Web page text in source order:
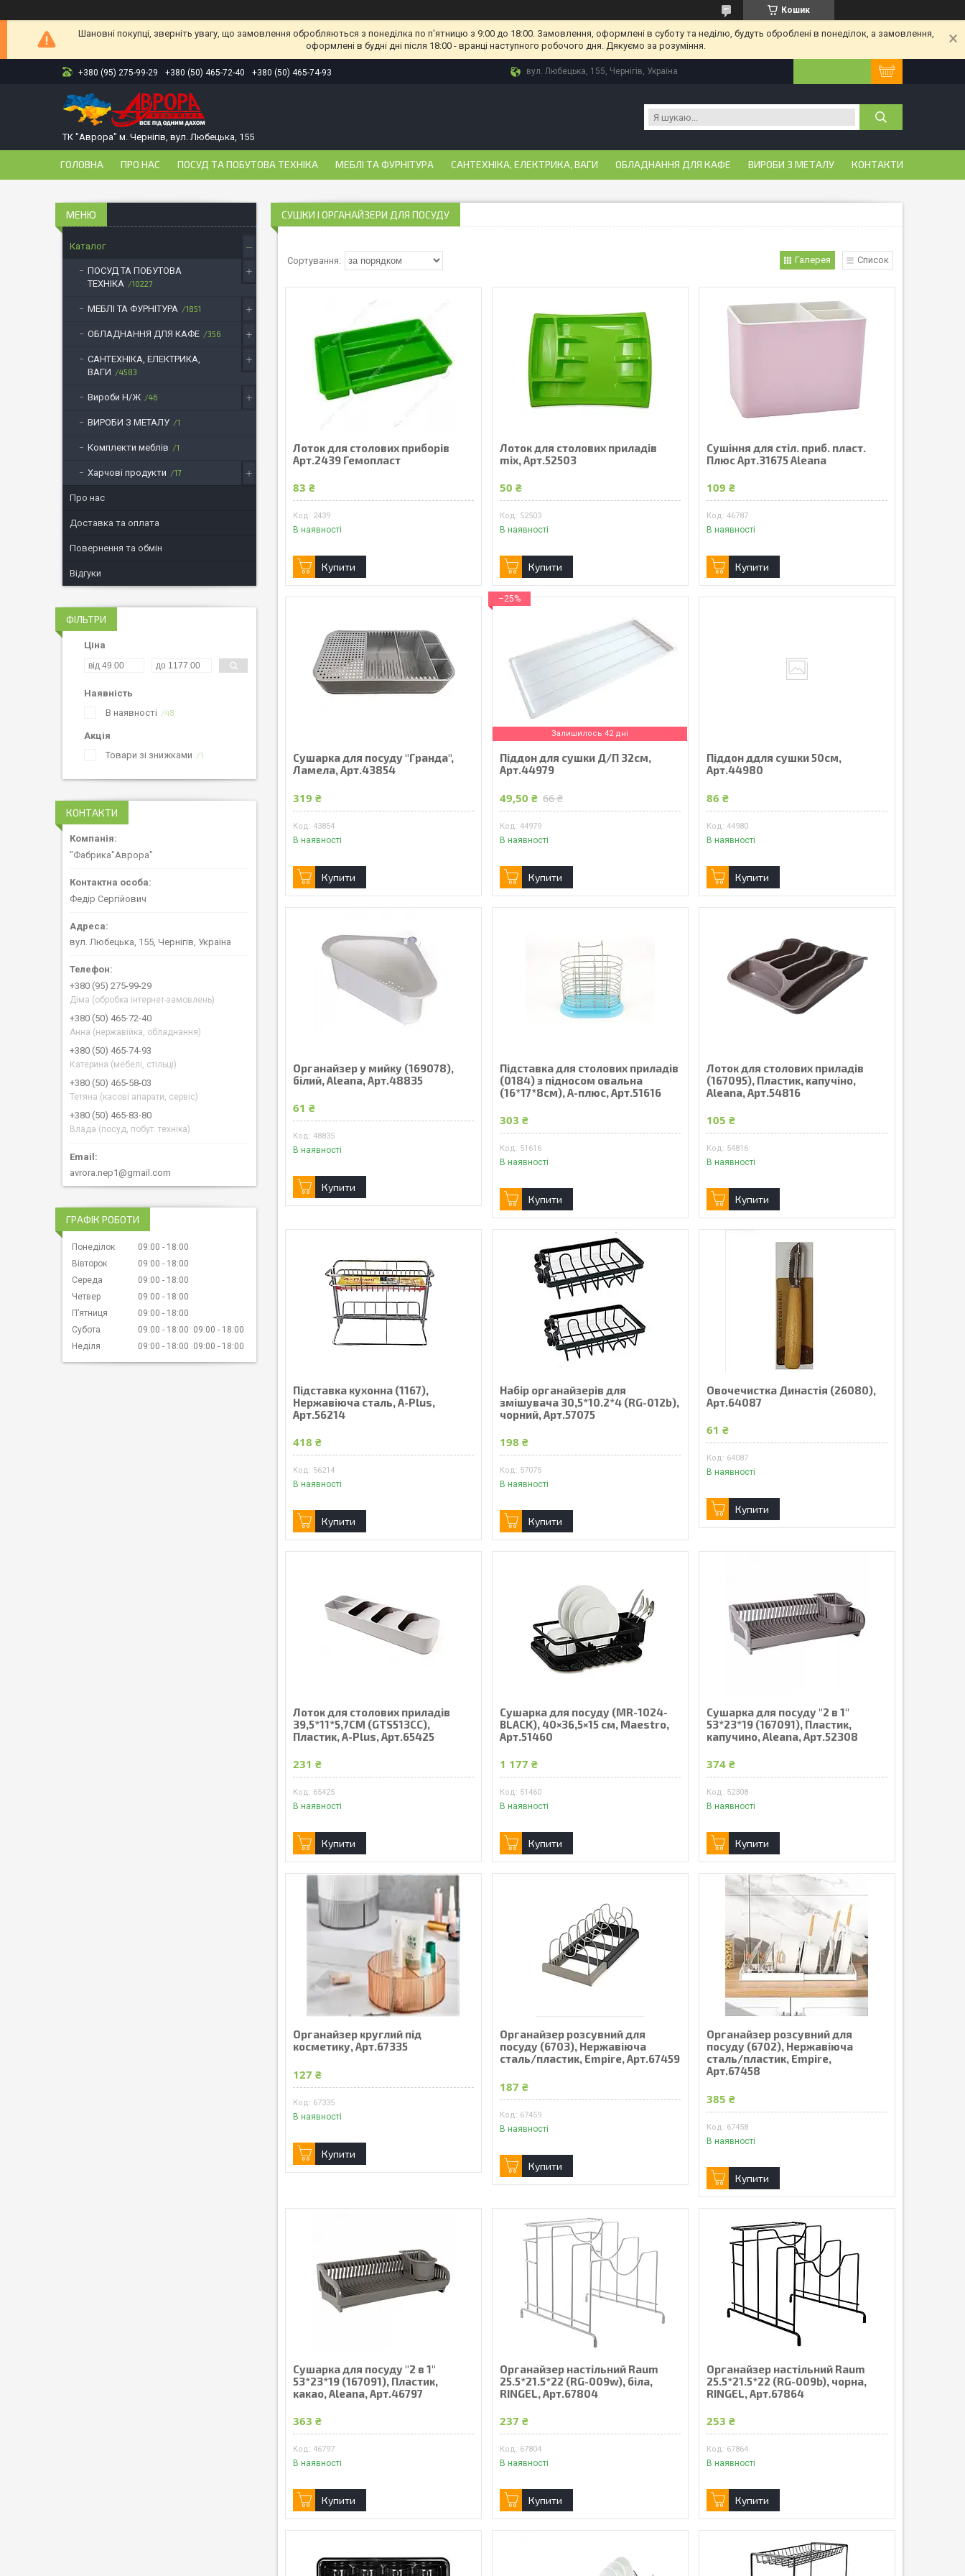
Кошик
Шановні покупці, зверніть увагу, що замовлення обробляються з понеділка по п'ятницю з 9:00 до 18:00. Замовлення, оформлені в суботу та неділю, будуть оброблені в понеділок, а замовлення,
оформлені в будні дні після 18:00 - вранці наступного робочого дня. Дякуємо за розуміння.
+380 (95) 275-99-29 +380 (50) 465-72-40 +380 (50) 465-74-93 вул. Любецька, 155, Чернігів, Україна
ТК "Аврора" м. Чернігів, вул. Любецька, 155
ГОЛОВНА ПРО НАС ПОСУД ТА ПОБУТОВА ТЕХНІКА МЕБЛІ ТА ФУРНІТУРА САНТЕХНІКА, ЕЛЕКТРИКА, ВАГИ ОБЛАДНАННЯ ДЛЯ КАФЕ ВИРОБИ З МЕТАЛУ КОНТАКТИ
СУШКИ І ОРГАНАЙЗЕРИ ДЛЯ ПОСУДУ
Галерея Список
Лоток для столових приборів
Арт.2439 Гемопласт
83 ₴
2439
В наявності
Купити
Лоток для столових приладів
mix, Арт.52503
50 ₴
52503
В наявності
Купити
Сушіння для стіл. приб. пласт.
Плюс Арт.31675 Aleana
109 ₴
46787
В наявності
Купити
Сушарка для посуду "Гранда",
Ламела, Арт.43854
319 ₴
43854
В наявності
Купити
–25%
Залишилось 42 дні
Піддон для сушки Д/П 32см,
Арт.44979
49,50 ₴ 66 ₴
44979
В наявності
Купити
Піддон ддля сушки 50см,
Арт.44980
86 ₴
44980
В наявності
Купити
Органайзер у мийку (169078),
білий, Aleana, Арт.48835
61 ₴
48835
В наявності
Купити
Підставка для столових приладів
(0184) з підносом овальна
(16*17*8см), А-плюс, Арт.51616
303 ₴
51616
В наявності
Купити
Лоток для столових приладів
(167095), Пластик, капучіно,
Aleana, Арт.54816
105 ₴
54816
В наявності
Купити
Підставка кухонна (1167),
Нержавіюча сталь, A-Plus,
Арт.56214
418 ₴
56214
В наявності
Купити
Набір органайзерів для
змішувача 30,5*10.2*4 (RG-012b),
чорний, Арт.57075
198 ₴
57075
В наявності
Купити
Овочечистка Династія (26080),
Арт.64087
61 ₴
64087
В наявності
Купити
Лоток для столових приладів
39,5*11*5,7СМ (GTS513CC),
Пластик, A-Plus, Арт.65425
231 ₴
65425
В наявності
Купити
Сушарка для посуду (MR-1024-
BLACK), 40×36,5×15 см, Maestro,
Арт.51460
1 177 ₴
51460
В наявності
Купити
Сушарка для посуду "2 в 1"
53*23*19 (167091), Пластик,
капучино, Aleana, Арт.52308
374 ₴
52308
В наявності
Купити
Органайзер круглий під
косметику, Арт.67335
127 ₴
67335
В наявності
Купити
Органайзер розсувний для
посуду (6703), Нержавіюча
сталь/пластик, Empire, Арт.67459
187 ₴
67459
В наявності
Купити
Органайзер розсувний для
посуду (6702), Нержавіюча
сталь/пластик, Empire,
Арт.67458
385 ₴
67458
В наявності
Купити
Сушарка для посуду "2 в 1"
53*23*19 (167091), Пластик,
какао, Aleana, Арт.46797
363 ₴
46797
В наявності
Купити
Органайзер настільний Raum
25.5*21.5*22 (RG-009w), біла,
RINGEL, Арт.67804
237 ₴
67804
В наявності
Купити
Органайзер настільний Raum
25.5*21.5*22 (RG-009b), чорна,
RINGEL, Арт.67864
253 ₴
67864
В наявності
Купити
Каталог
ПОСУД ТА ПОБУТОВА
ТЕХНІКА
10227
МЕБЛІ ТА ФУРНІТУРА 1851
ОБЛАДНАННЯ ДЛЯ КАФЕ 356
САНТЕХНІКА, ЕЛЕКТРИКА,
ВАГИ
4583
Вироби Н/Ж 46
ВИРОБИ З МЕТАЛУ 1
Комплекти меблів 1
Харчові продукти 17
Про нас
Доставка та оплата
Повернення та обмін
Відгуки
ФІЛЬТРИ
Ціна
Наявність
В наявності
48
Акція
Товари зі знижками
1
КОНТАКТИ
"Фабрика"Аврора"
Федір Сергійович
вул. Любецька, 155, Чернігів, Україна
+380 (95) 275-99-29
Діма (обробка інтернет-замовлень)
+380 (50) 465-72-40
Анна (нержавійка, обладнання)
+380 (50) 465-74-93
Катерина (мебелі, стільці)
+380 (50) 465-58-03
Тетяна (касові апарати, сервіс)
+380 (50) 465-83-80
Влада (посуд, побут. техніка)
avrora.nep1@gmail.com
ГРАФІК РОБОТИ
Понеділок 09:00
18:00
Вівторок
09:00
18:00
Середа
09:00
18:00
Четвер
09:00
18:00
Пʼятниця
09:00
18:00
Субота
09:00 18:00 09:00
18:00
Неділя
09:00 18:00 09:00 18:00